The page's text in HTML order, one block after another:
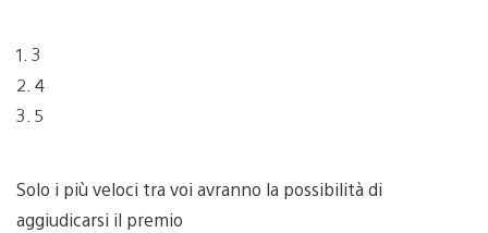
1. 3
2. 4
3. 5
Solo i più veloci tra voi avranno la possibilità di
aggiudicarsi il premio